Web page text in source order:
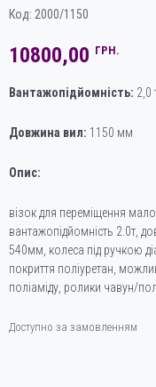
Код: 2000/1150
10800,00 ГРН.
Вантажопідйомність: 2,0
Довжина вил: 1150 мм
Опис:
візок для переміщення
вантажопідйомність 2.0т,
540мм, колеса під ручкою
покриття поліуретан,
поліаміду, ролики чавун/
Доступно за замовленням